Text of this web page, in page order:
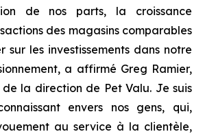
de nos parts, la croissance
des magasins comparables
sur les investissements dans notre
a affirmé Greg Ramier,
la direction de Pet Valu. Je suis
envers nos gens, qui,
au service à la clientèle,